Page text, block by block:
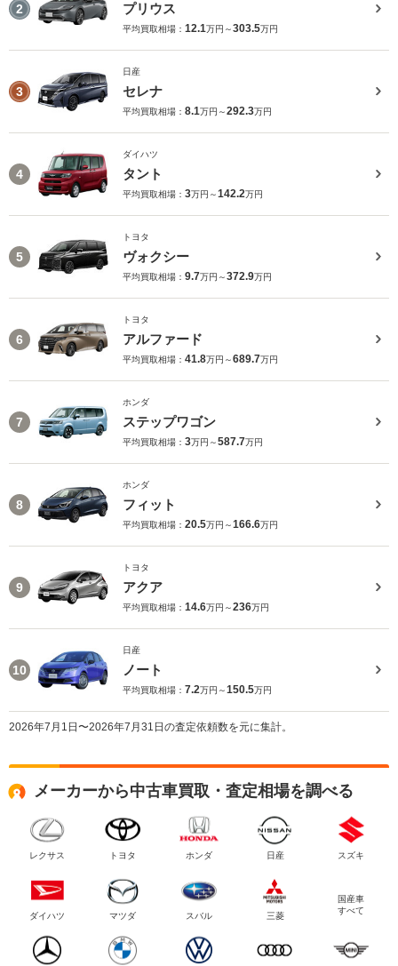
2 プリウス
平均買取相場： 12.1万円～303.5万円
3
日産
セレナ
平均買取相場： 8.1万円～292.3万円
4
ダイハツ
タント
平均買取相場： 3万円～142.2万円
5
トヨタ
ヴォクシー
平均買取相場： 9.7万円～372.9万円
6
トヨタ
アルファード
平均買取相場： 41.8万円～689.7万円
7
ホンダ
ステップワゴン
平均買取相場： 3万円～587.7万円
8
ホンダ
フィット
平均買取相場： 20.5万円～166.6万円
9
トヨタ
アクア
平均買取相場： 14.6万円～236万円
10
日産
ノート
平均買取相場： 7.2万円～150.5万円
2026年7月1日〜2026年7月31日の査定依頼数を元に集計。
メーカーから中古車買取・査定相場を調べる
レクサス トヨタ ホンダ 日産 スズキ
ダイハツ マツダ スバル 三菱
国産車
すべて